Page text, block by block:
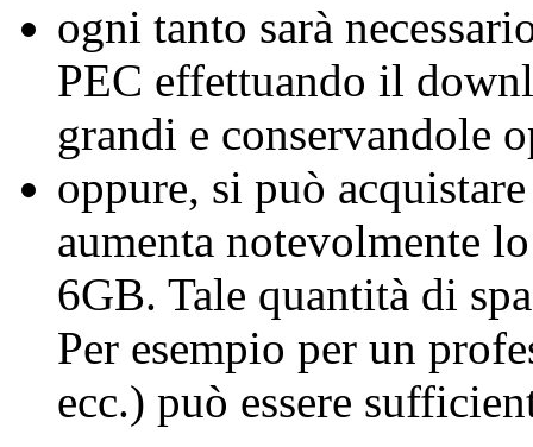
ogni tanto sarà
PEC effettuando il
grandi e conservandole
oppure, si può
aumenta notevolmente
6GB. Tale quantità di
Per esempio per un
ecc.) può essere